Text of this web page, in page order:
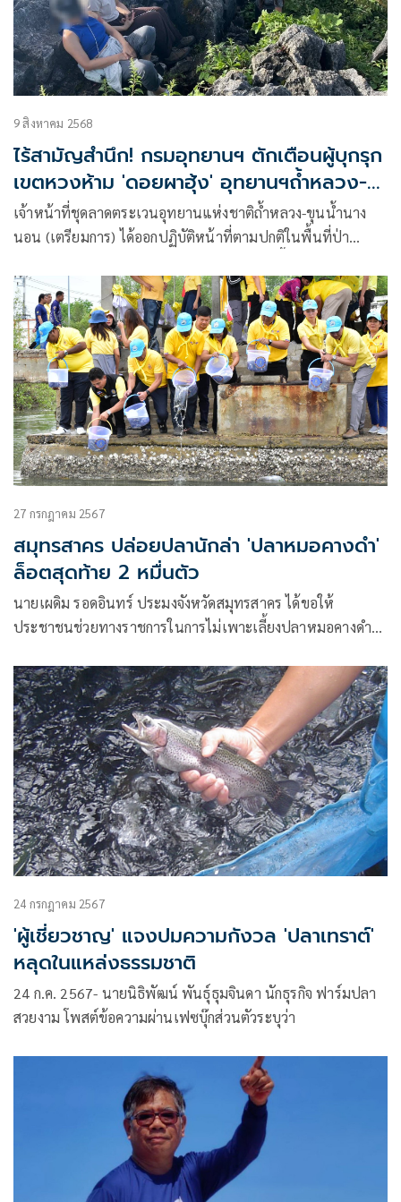
9 สิงหาคม 2568
ไร้สามัญสำนึก! กรมอุทยานฯ ตักเตือนผู้บุกรุก
เขตหวงห้าม 'ดอยผาฮุ้ง' อุทยานฯถ้ำหลวง-
นางนอน
เจ้าหน้าที่ชุดลาดตระเวนอุทยานแห่งชาติถ้ำหลวง-ขุนน้ำนาง
นอน (เตรียมการ)​ ได้ออกปฏิบัติหน้าที่ตามปกติในพื้นที่ป่า
ระบบนิเวศเปราะบางและถูกกำหนดให้เป็น เขตธรรมชาติหวง
ห้าม (Strict Nature Reserve zone) ตามหลักการของ IUCN
ประเภท Ia
27 กรกฎาคม 2567
สมุทรสาคร ปล่อยปลานักล่า 'ปลาหมอคางดำ'
ล็อตสุดท้าย 2 หมื่นตัว
นายเผดิม รอดอินทร์ ประมงจังหวัดสมุทรสาคร ได้ขอให้
ประชาชนช่วยทางราชการในการไม่เพาะเลี้ยงปลาหมอคางดำ
24 กรกฎาคม 2567
'ผู้เชี่ยวชาญ' แจงปมความกังวล 'ปลาเทราต์'
หลุดในแหล่งธรรมชาติ
24 ก.ค. 2567- นายนิธิพัฒน์ พันธุ์ธุมจินดา นักธุรกิจ ฟาร์มปลา
สวยงาม โพสต์ข้อความผ่านเฟซบุ๊กส่วนตัวระบุว่า